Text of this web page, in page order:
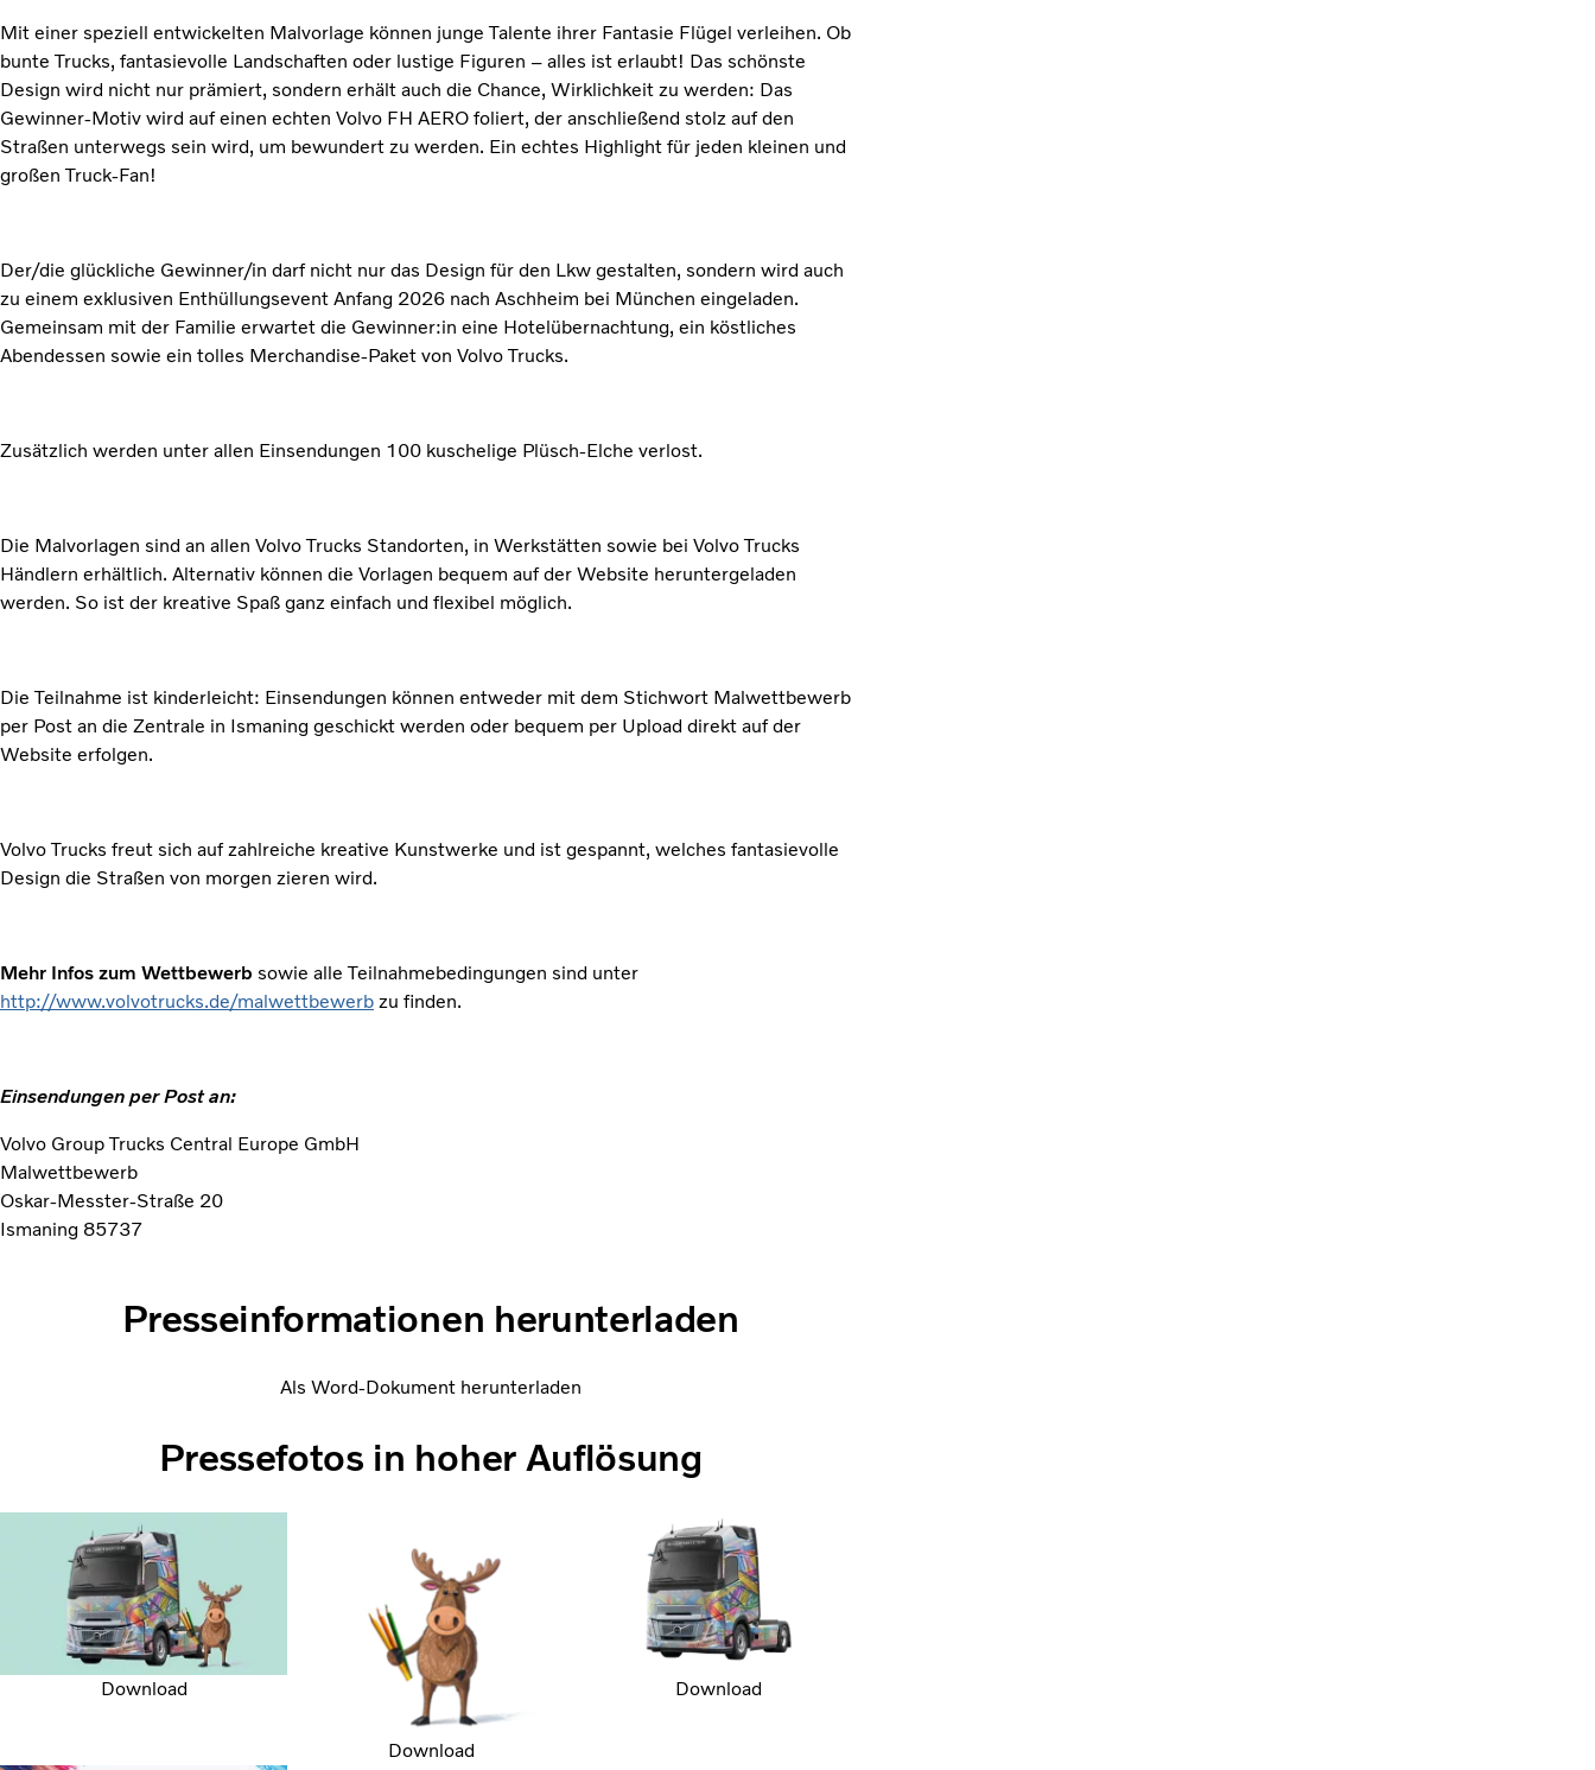
Mit einer speziell entwickelten Malvorlage können junge Talente ihrer Fantasie Flügel verleihen. Ob
bunte Trucks, fantasievolle Landschaften oder lustige Figuren – alles ist erlaubt! Das schönste
Design wird nicht nur prämiert, sondern erhält auch die Chance, Wirklichkeit zu werden: Das
Gewinner-Motiv wird auf einen echten Volvo FH AERO foliert, der anschließend stolz auf den
Straßen unterwegs sein wird, um bewundert zu werden. Ein echtes Highlight für jeden kleinen und
großen Truck-Fan!
Der/die glückliche Gewinner/in darf nicht nur das Design für den Lkw gestalten, sondern wird auch
zu einem exklusiven Enthüllungsevent Anfang 2026 nach Aschheim bei München eingeladen.
Gemeinsam mit der Familie erwartet die Gewinner:in eine Hotelübernachtung, ein köstliches
Abendessen sowie ein tolles Merchandise-Paket von Volvo Trucks.
Zusätzlich werden unter allen Einsendungen 100 kuschelige Plüsch-Elche verlost.
Die Malvorlagen sind an allen Volvo Trucks Standorten, in Werkstätten sowie bei Volvo Trucks
Händlern erhältlich. Alternativ können die Vorlagen bequem auf der Website heruntergeladen
werden. So ist der kreative Spaß ganz einfach und flexibel möglich.
Die Teilnahme ist kinderleicht: Einsendungen können entweder mit dem Stichwort Malwettbewerb
per Post an die Zentrale in Ismaning geschickt werden oder bequem per Upload direkt auf der
Website erfolgen.
Volvo Trucks freut sich auf zahlreiche kreative Kunstwerke und ist gespannt, welches fantasievolle
Design die Straßen von morgen zieren wird.
Mehr Infos zum Wettbewerb sowie alle Teilnahmebedingungen sind unter
http://www.volvotrucks.de/malwettbewerb zu finden.
Einsendungen per Post an:
Volvo Group Trucks Central Europe GmbH
Malwettbewerb
Oskar-Messter-Straße 20
Ismaning 85737
Presseinformationen herunterladen
Als Word-Dokument herunterladen
Pressefotos in hoher Auflösung
Download
Download
Download